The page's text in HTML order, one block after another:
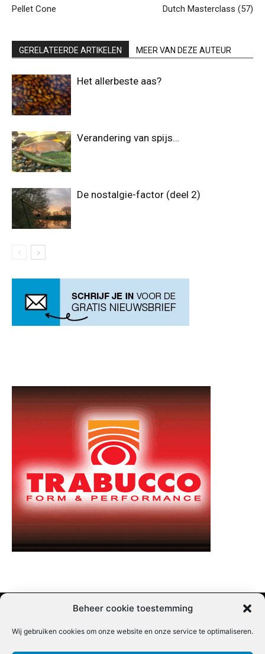
Beheer cookie toestemming
Wij gebruiken cookies om onze website en onze service te optimaliseren.
Pellet Cone Dutch Masterclass (57)
GERELATEERDE ARTIKELEN MEER VAN DEZE AUTEUR
Het allerbeste aas?
Verandering van spijs…
De nostalgie-factor (deel 2)